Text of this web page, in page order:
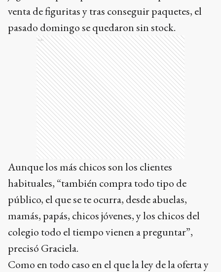
venta de figuritas y tras conseguir paquetes, el
pasado domingo se quedaron sin stock.
Ads
Aunque los más chicos son los clientes
habituales, “también compra todo tipo de
público, el que se te ocurra, desde abuelas,
mamás, papás, chicos jóvenes, y los chicos del
colegio todo el tiempo vienen a preguntar”,
precisó Graciela.
Como en todo caso en el que la ley de la oferta y